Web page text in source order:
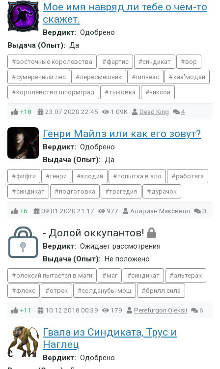
Мое имя навряд ли тебе о чем-то
скажет.
Вердикт: Одобрено
Выдача (Опыт): Да
восточные королевства фартис синдикат вор
сумеречный лес пересмешник гилнеас каз'модан
королевство штормград тыковка никсон
+18 23.07.2020 22:45 1.09K Dead King 4
Генри Майлз или как его зовут?
Вердикт: Одобрено
Выдача (Опыт): Да
фифти генри злодий попытка в зло работяга
синдикат подготовка трагедия дурачок
+6 09.01.2020 21:17 977 Алириан Максвелл 0
- Долой оккупантов!
Вердикт: Ожидает рассмотрения
Выдача (Опыт):
Не положено
олексий пытается в маги маг синдикат альтерак
флекс отрек солданубы мощ брилл сила
+11 10.12.2018 00:39 179 Perefurgon Oleksii 6
Гвала из Синдиката, Трус и
Наглец
Вердикт: Одобрено